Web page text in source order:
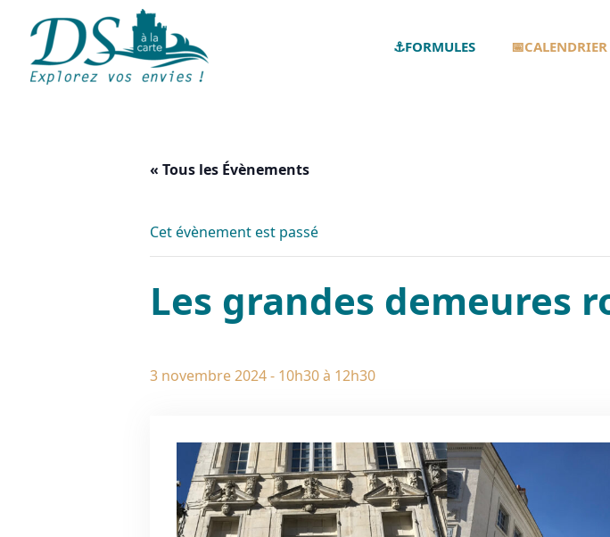
⚓FORMULES 📅CALENDRIER
« Tous les Évènements
Cet évènement est passé
Les grandes demeures
3 novembre 2024 - 10h30à 12h30